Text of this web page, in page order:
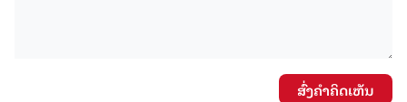
ສົ່ງຄໍາຄິດເຫັນ